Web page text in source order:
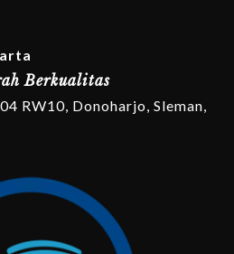
Berkualitas
RW10, Donoharjo, Sleman,